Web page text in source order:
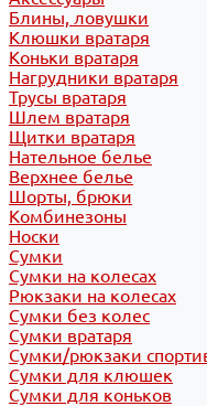
Блины, ловушки
Клюшки вратаря
Коньки вратаря
Нагрудники вратаря
Трусы вратаря
Шлем вратаря
Щитки вратаря
Нательное белье
Верхнее белье
Шорты, брюки
Комбинезоны
Носки
Сумки
Сумки на колесах
Рюкзаки на колесах
Сумки без колес
Сумки вратаря
Сумки/рюкзаки
Сумки для клюшек
Сумки для коньков